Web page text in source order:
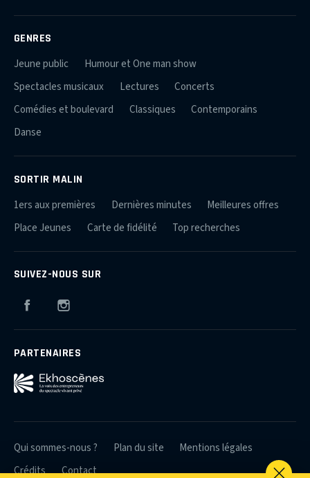
GENRES
Jeune public
Humour et One man show
Spectacles musicaux
Lectures
Concerts
Comédies et boulevard
Classiques
Contemporains
Danse
SORTIR MALIN
1ers aux premières Dernières minutes
Meilleures offres
Place Jeunes
Carte de fidélité Top recherches
SUIVEZ-NOUS SUR
Facebook
PARTENAIRES
Qui sommes-nous ? Plan du site
Mentions légales
Crédits
Contact